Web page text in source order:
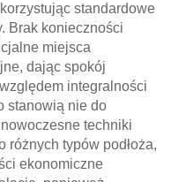
standardowe
Brak konieczności
miejsca
dając spokój
integralności
stanowią nie do
techniki
różnych typów podłoża,
ekonomiczne